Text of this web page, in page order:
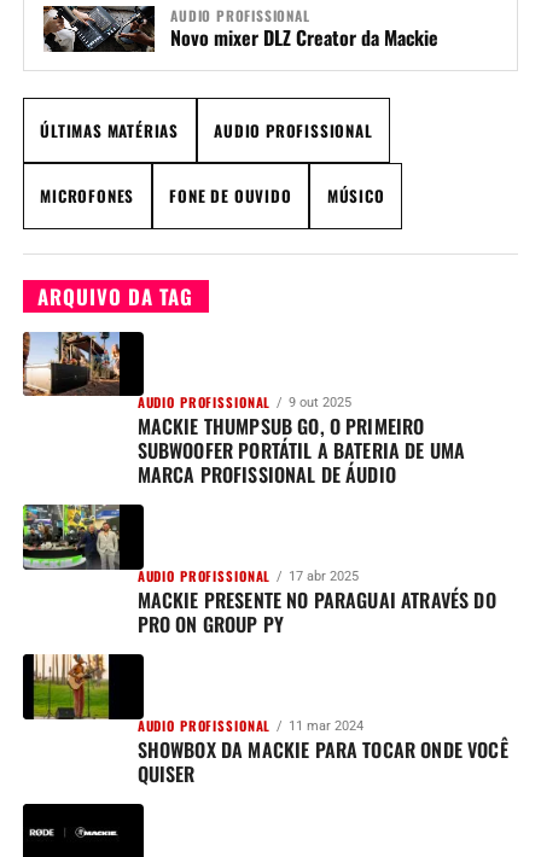
AUDIO PROFISSIONAL
Novo mixer DLZ Creator da Mackie
ÚLTIMAS MATÉRIAS AUDIO PROFISSIONAL
MICROFONES FONE DE OUVIDO MÚSICO
ARQUIVO DA TAG
AUDIO PROFISSIONAL 9 out 2025
MACKIE THUMPSUB GO, O PRIMEIRO
SUBWOOFER PORTÁTIL A BATERIA DE UMA
MARCA PROFISSIONAL DE ÁUDIO
AUDIO PROFISSIONAL 17 abr 2025
MACKIE PRESENTE NO PARAGUAI ATRAVÉS DO
PRO ON GROUP PY
AUDIO PROFISSIONAL 11 mar 2024
SHOWBOX DA MACKIE PARA TOCAR ONDE VOCÊ
QUISER